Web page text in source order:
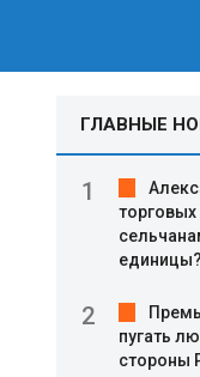
ГЛАВНЫЕ
единицы?
пугать
стороны